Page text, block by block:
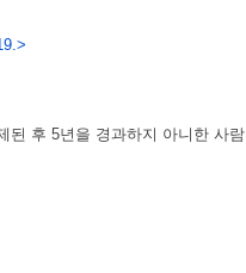
된 후 5년을 경과하지 아니한 사람